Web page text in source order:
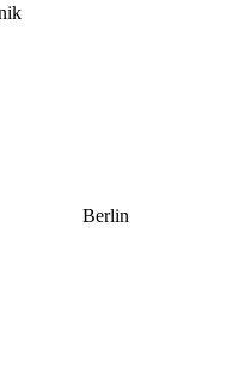
Berlin